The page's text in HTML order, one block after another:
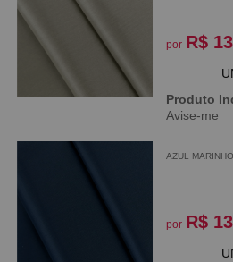
por R$
Produto
Avise-me
AZUL MARINHO
por R$